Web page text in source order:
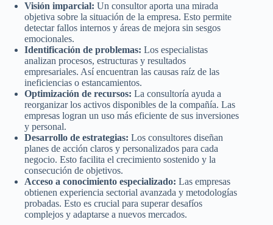
Visión imparcial: Un consultor aporta una mirada
objetiva sobre la situación de la empresa. Esto permite
detectar fallos internos y áreas de mejora sin sesgos
emocionales.
Identificación de problemas: Los especialistas
analizan procesos, estructuras y resultados
empresariales. Así encuentran las causas raíz de las
ineficiencias o estancamientos.
Optimización de recursos: La consultoría ayuda a
reorganizar los activos disponibles de la compañía. Las
empresas logran un uso más eficiente de sus inversiones
y personal.
Desarrollo de estrategias: Los consultores diseñan
planes de acción claros y personalizados para cada
negocio. Esto facilita el crecimiento sostenido y la
consecución de objetivos.
Acceso a conocimiento especializado: Las empresas
obtienen experiencia sectorial avanzada y metodologías
probadas. Esto es crucial para superar desafíos
complejos y adaptarse a nuevos mercados.